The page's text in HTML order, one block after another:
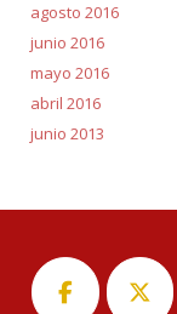
agosto 2016
junio 2016
mayo 2016
abril 2016
junio 2013